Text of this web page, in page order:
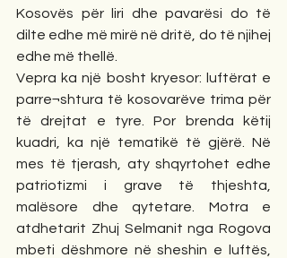
Kosovës për liri dhe pavarësi do të
dilte edhe më mirë në dritë, do të njihej
edhe më thellë.
Vepra ka një bosht kryesor: luftërat e
parre¬shtura të kosovarëve trima për
të drejtat e tyre. Por brenda këtij
kuadri, ka një tematikë të gjërë. Në
mes të tjerash, aty shqyrtohet edhe
patriotizmi i grave të thjeshta,
malësore dhe qytetare. Motra e
atdhetarit Zhuj Selmanit nga Rogova
mbeti dëshmore në sheshin e luftës,